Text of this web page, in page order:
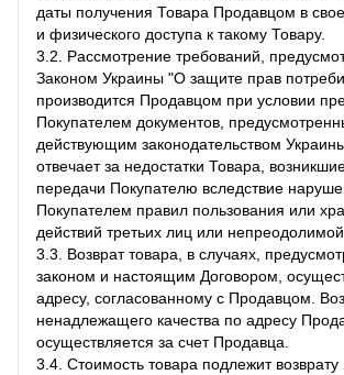
даты получения Товара Продавцом в
и физического доступа к такому Товару.
3.2. Рассмотрение требований,
Законом Украины "О защите прав
производится Продавцом при условии
Покупателем документов,
действующим законодательством
отвечает за недостатки Товара,
передачи Покупателю вследствие
Покупателем правил пользования или
действий третьих лиц или
3.3. Возврат товара, в случаях,
законом и настоящим Договором,
адресу, согласованному с Продавцом.
ненадлежащего качества по адресу
осуществляется за счет Продавца.
3.4. Стоимость товара подлежит возврату